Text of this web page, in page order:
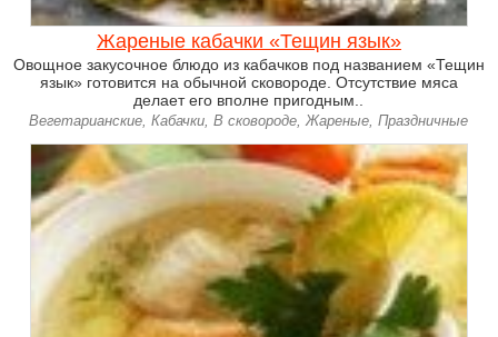
Жареные кабачки «Тещин язык»
Овощное закусочное блюдо из кабачков под названием «Тещин
язык» готовится на обычной сковороде. Отсутствие мяса
делает его вполне пригодным..
Вегетарианские, Кабачки, В сковороде, Жареные, Праздничные